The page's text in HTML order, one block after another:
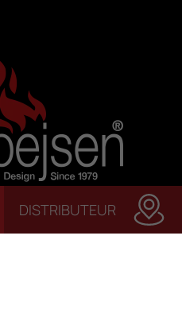
DISTRIBUTEUR